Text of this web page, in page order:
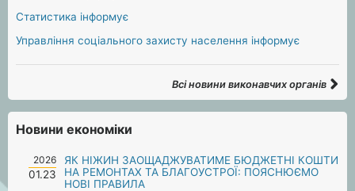
Статистика інформує
Управління соціального захисту населення інформує
Всі новини виконавчих органів
Новини економіки
2026
01.23
ЯК НІЖИН ЗАОЩАДЖУВАТИМЕ БЮДЖЕТНІ КОШТИ
НА РЕМОНТАХ ТА БЛАГОУСТРОЇ: ПОЯСНЮЄМО
НОВІ ПРАВИЛА